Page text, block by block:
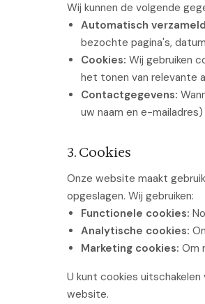
Wij kunnen de volgende
Automatisch
bezochte pagina's,
Cookies: Wij gebruiken
het tonen van relevante
Contactgegevens:
uw naam en e-
3. Cookies
Onze website maakt
opgeslagen. Wij gebruiken:
Functionele cookies:
Analytische cookies:
Marketing cookies: Om
U kunt cookies
website.